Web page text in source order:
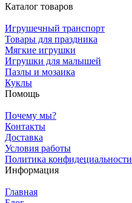
Каталог товаров
Игрушечный транспорт
Товары для праздника
Мягкие игрушки
Игрушки для малышей
Пазлы и мозаика
Куклы
Помощь
Почему мы?
Контакты
Доставка
Условия работы
Политика конфидециальности
Информация
Главная